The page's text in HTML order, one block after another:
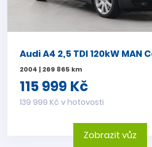
Audi A4 2,5 TDI 120kW MAN
2004 | 269 865 km
115 999 Kč
139 999 Kč v hotovosti
Zobrazit vůz